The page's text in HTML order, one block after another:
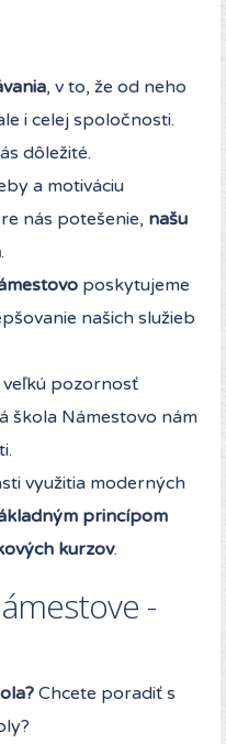
, v to, že od neho
i celej spoločnosti.
dôležité.
a motiváciu
nás potešenie, našu
.
poskytujeme
našich služieb
pozornosť
škola Námestovo nám
využitia moderných
princípom
kurzov.
-
Chcete poradiť s